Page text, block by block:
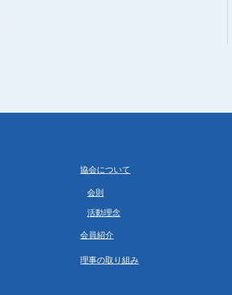
協会について
会則
活動理念
会員紹介
理事の取り組み